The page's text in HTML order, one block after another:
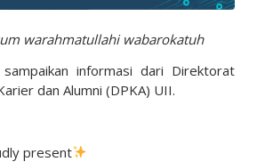
warahmatullahi wabarokatuh
informasi dari Direktorat
dan Alumni (DPKA) UII.
present